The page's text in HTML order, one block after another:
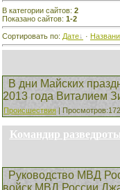
В категории сайтов: 2
Показано сайтов: 1-2
Сортировать по: Дате ·
В дни Майских
2013 года Виталием
Происшествия |
Командир
Руководство МВД
войск МВД России